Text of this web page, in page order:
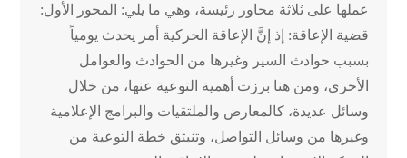
عملها على ثلاثة محاور رئيسة، وهي ما يلي: المحور الأول:
قضية الإعاقة: إذ إنَّ الإعاقة الحركية أمر يحدث يومياً
بسبب حوادث السير وغيرها من الحوادث والعوامل
الأخرى، ومن هنا برزت أهمية التوعية عنها، من خلال
وسائل عديدة، كالمعارض والملتقيات والبرامج الإعلامية
وغيرها من وسائل التواصل، وتنبثق خطة التوعية من